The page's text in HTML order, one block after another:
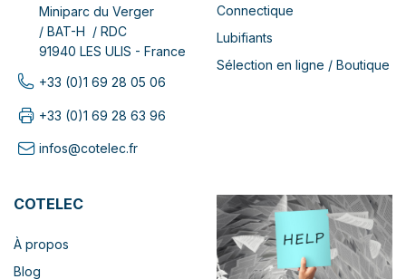
Miniparc du Verger
/ BAT-H / RDC
91940 LES ULIS - France
+33 (0)1 69 28 05 06
+33 (0)1 69 28 63 96
infos@cotelec.fr
Connectique
Lubifiants
Sélection en ligne / Boutique
COTELEC
À propos
Blog